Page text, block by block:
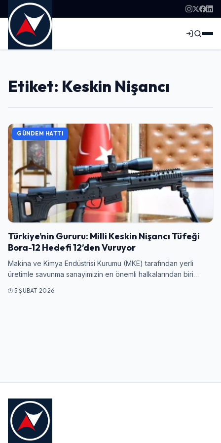
Etiket: Keskin Nişancı
GÜNDEM HATTI
Türkiye’nin Gururu: Milli Keskin Nişancı Tüfeği
Bora-12 Hedefi 12’den Vuruyor
Makina ve Kimya Endüstrisi Kurumu (MKE) tarafından yerli
üretimle savunma sanayimizin en önemli halkalarından biri…
5 ŞUBAT 2026
Giriş Yap
Kullanıcı Adı veya E-posta
Şifre